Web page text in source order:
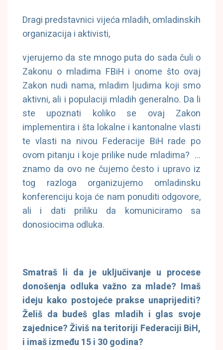
Dragi predstavnici vijeća mladih, omladinskih
organizacija i aktivisti,
vjerujemo da ste mnogo puta do sada čuli o
Zakonu o mladima FBiH i onome što ovaj
Zakon nudi nama, mladim ljudima koji smo
aktivni, ali i populaciji mladih generalno. Da li
ste upoznati koliko se ovaj Zakon
implementira i šta lokalne i kantonalne vlasti
te vlasti na nivou Federacije BiH rade po
ovom pitanju i koje prilike nude mladima? …
znamo da ovo ne čujemo često i upravo iz
tog razloga organizujemo omladinsku
konferenciju koja će nam ponuditi odgovore,
ali i dati priliku da komuniciramo sa
donosiocima odluka.
Smatraš li da je uključivanje u procese
donošenja odluka važno za mlade? Imaš
ideju kako postojeće prakse unaprijediti?
Želiš da budeš glas mladih i glas svoje
zajednice? Živiš na teritoriji Federaciji BiH,
i imaš između 15 i 30 godina?